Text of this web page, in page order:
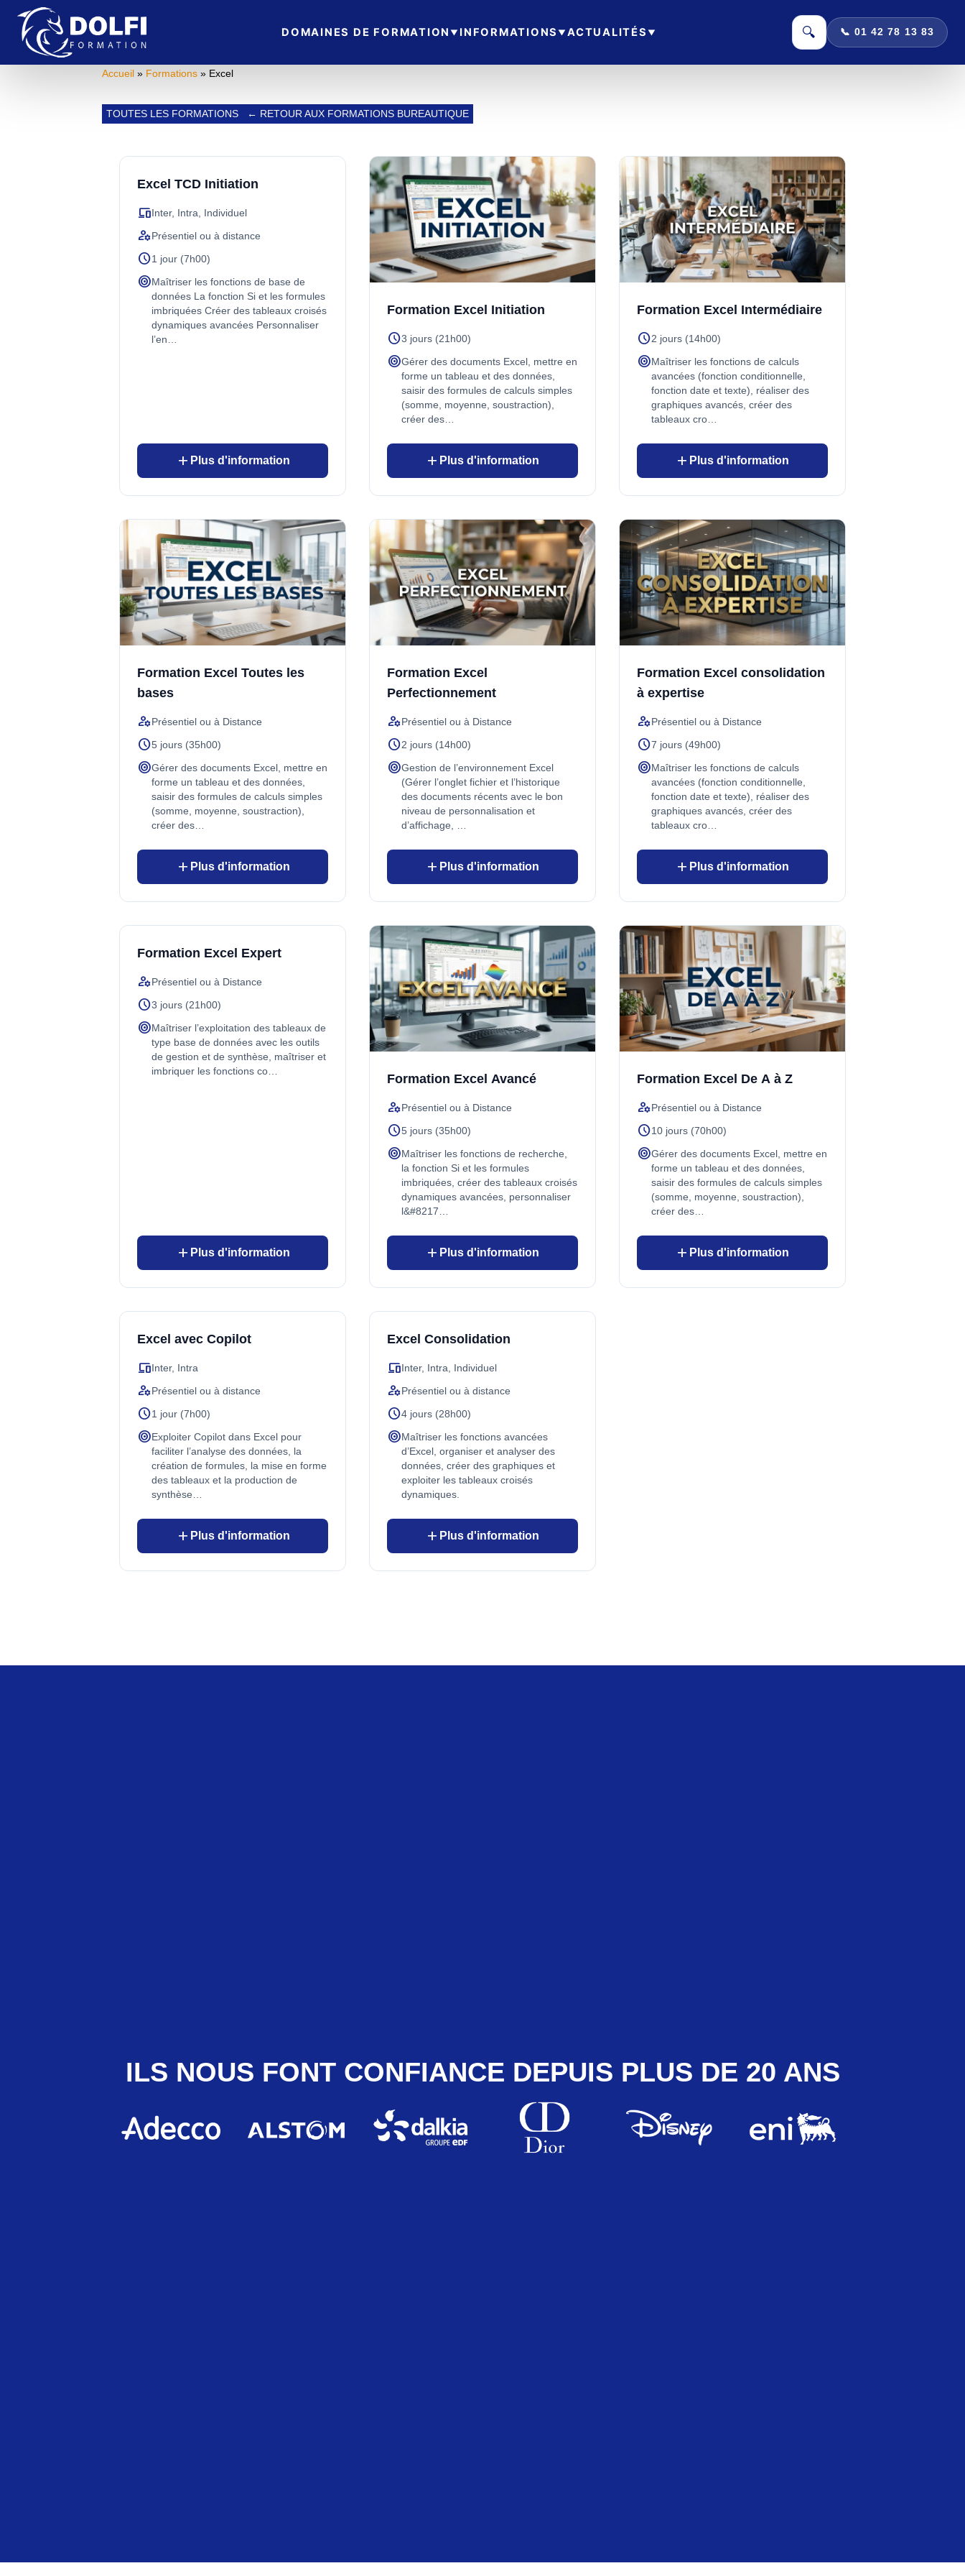
DOMAINES DE FORMATION INFORMATIONS ACTUALITÉS 🔍 📞 01 42 78 13 83
Accueil » Formations » Excel
TOUTES LES FORMATIONS ← RETOUR AUX FORMATIONS BUREAUTIQUE
Excel TCD Initiation
devicesInter, Intra, Individuel
manage_accountsPrésentiel ou à distance
schedule1 jour (7h00)
targetMaîtriser les fonctions de base de
données La fonction Si et les formules
imbriquées Créer des tableaux croisés
dynamiques avancées Personnaliser
l’en…
add Plus d'information
Formation Excel Initiation
schedule3 jours (21h00)
targetGérer des documents Excel, mettre en
forme un tableau et des données,
saisir des formules de calculs simples
(somme, moyenne, soustraction),
créer des…
add Plus d'information
Formation Excel Intermédiaire
schedule2 jours (14h00)
targetMaîtriser les fonctions de calculs
avancées (fonction conditionnelle,
fonction date et texte), réaliser des
graphiques avancés, créer des
tableaux cro…
add Plus d'information
Formation Excel Toutes les
bases
manage_accountsPrésentiel ou à Distance
schedule5 jours (35h00)
targetGérer des documents Excel, mettre en
forme un tableau et des données,
saisir des formules de calculs simples
(somme, moyenne, soustraction),
créer des…
add Plus d'information
Formation Excel
Perfectionnement
manage_accountsPrésentiel ou à Distance
schedule2 jours (14h00)
targetGestion de l’environnement Excel
(Gérer l’onglet fichier et l’historique
des documents récents avec le bon
niveau de personnalisation et
d’affichage, …
add Plus d'information
Formation Excel consolidation
à expertise
manage_accountsPrésentiel ou à Distance
schedule7 jours (49h00)
targetMaîtriser les fonctions de calculs
avancées (fonction conditionnelle,
fonction date et texte), réaliser des
graphiques avancés, créer des
tableaux cro…
add Plus d'information
Formation Excel Expert
manage_accountsPrésentiel ou à Distance
schedule3 jours (21h00)
targetMaîtriser l’exploitation des tableaux de
type base de données avec les outils
de gestion et de synthèse, maîtriser et
imbriquer les fonctions co…
add Plus d'information
Formation Excel Avancé
manage_accountsPrésentiel ou à Distance
schedule5 jours (35h00)
targetMaîtriser les fonctions de recherche,
la fonction Si et les formules
imbriquées, créer des tableaux croisés
dynamiques avancées, personnaliser
l&#8217…
add Plus d'information
Formation Excel De A à Z
manage_accountsPrésentiel ou à Distance
schedule10 jours (70h00)
targetGérer des documents Excel, mettre en
forme un tableau et des données,
saisir des formules de calculs simples
(somme, moyenne, soustraction),
créer des…
add Plus d'information
Excel avec Copilot
devicesInter, Intra
manage_accountsPrésentiel ou à distance
schedule1 jour (7h00)
targetExploiter Copilot dans Excel pour
faciliter l’analyse des données, la
création de formules, la mise en forme
des tableaux et la production de
synthèse…
add Plus d'information
Excel Consolidation
devicesInter, Intra, Individuel
manage_accountsPrésentiel ou à distance
schedule4 jours (28h00)
targetMaîtriser les fonctions avancées
d’Excel, organiser et analyser des
données, créer des graphiques et
exploiter les tableaux croisés
dynamiques.
add Plus d'information
ILS NOUS FONT CONFIANCE DEPUIS PLUS DE 20 ANS